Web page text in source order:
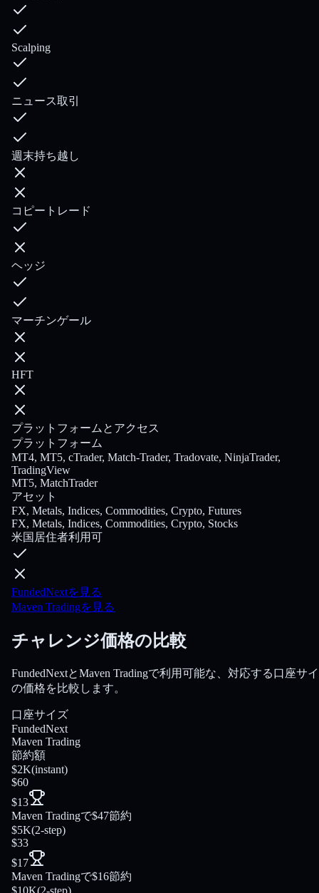
Scalping
ニュース取引
週末持ち越し
コピートレード
ヘッジ
マーチンゲール
HFT
プラットフォームとアクセス
プラットフォーム
MT4, MT5, cTrader, Match-Trader, Tradovate, NinjaTrader,
TradingView
MT5, MatchTrader
アセット
FX, Metals, Indices, Commodities, Crypto, Futures
FX, Metals, Indices, Commodities, Crypto, Stocks
米国居住者利用可
FundedNextを見る
Maven Tradingを見る
チャレンジ価格の比較
FundedNextとMaven Tradingで利用可能な、対応する口座サ
の価格を比較します。
口座サイズ
FundedNext
Maven Trading
節約額
$2K(instant)
$60
$13
Maven Tradingで$47節約
$5K(2-step)
$33
$17
Maven Tradingで$16節約
$10K(2-step)